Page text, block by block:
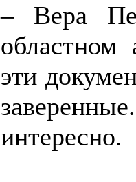
– Вера
областном
эти
интересно.